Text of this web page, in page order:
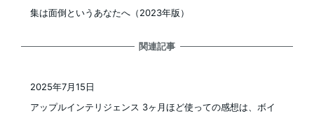
集は面倒というあなたへ（2023年版）
関連記事
アップルインテリジェンス 3ヶ月ほど使っての感想は、ボイ
2025年7月15日